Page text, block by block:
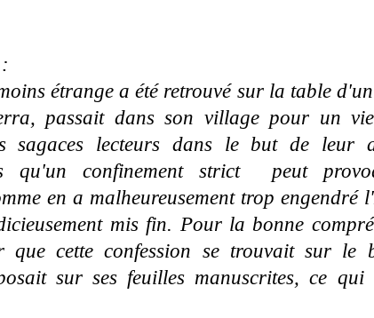
étrange a été retrouvé sur la table
passait dans son village pour un
sagaces lecteurs dans le but de leur
qu'un confinement strict peut
en a malheureusement trop
mis fin. Pour la bonne
que cette confession se trouvait sur
sur ses feuilles manuscrites, ce